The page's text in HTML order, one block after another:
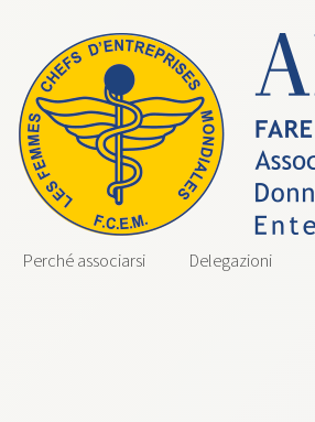
Perché associarsi Delegazioni